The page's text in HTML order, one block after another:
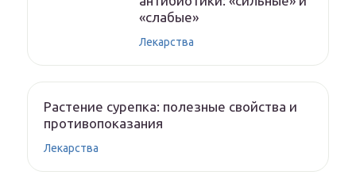
«слабые»
Лекарства
Растение сурепка: полезные свойства и
противопоказания
Лекарства